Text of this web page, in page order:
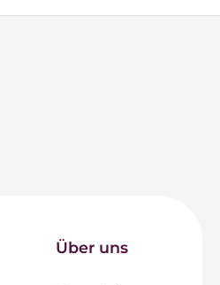
Über uns